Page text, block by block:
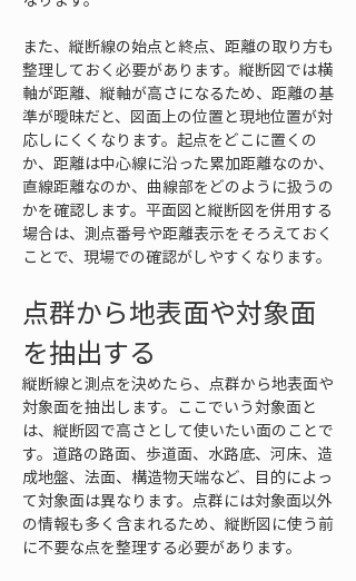
また、縦断線の始点と終点、距離の取り方も
整理しておく必要があります。縦断図では横
軸が距離、縦軸が高さになるため、距離の基
準が曖昧だと、図面上の位置と現地位置が対
応しにくくなります。起点をどこに置くの
か、距離は中心線に沿った累加距離なのか、
直線距離なのか、曲線部をどのように扱うの
かを確認します。平面図と縦断図を併用する
場合は、測点番号や距離表示をそろえておく
ことで、現場での確認がしやすくなります。
点群から地表面や対象面
を抽出する
縦断線と測点を決めたら、点群から地表面や
対象面を抽出します。ここでいう対象面と
は、縦断図で高さとして使いたい面のことで
す。道路の路面、歩道面、水路底、河床、造
成地盤、法面、構造物天端など、目的によっ
て対象面は異なります。点群には対象面以外
の情報も多く含まれるため、縦断図に使う前
に不要な点を整理する必要があります。